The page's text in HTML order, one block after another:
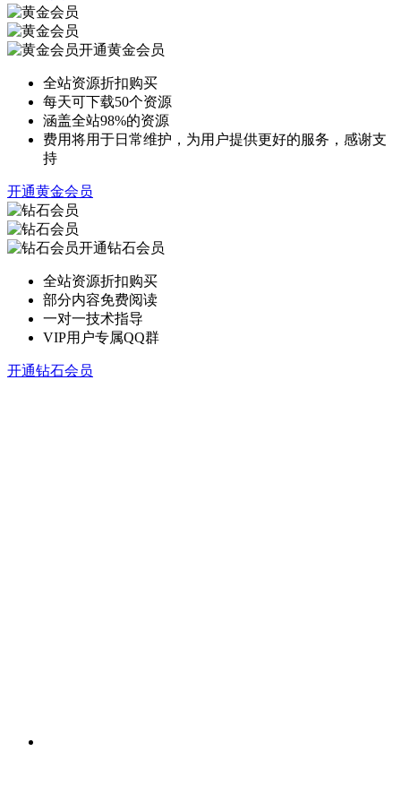
开通黄金会员
全站资源折扣购买
每天可下载50个资源
涵盖全站98%的资源
费用将用于日常维护，为用户提供更好的服务，感谢支
持
开通黄金会员
开通钻石会员
全站资源折扣购买
部分内容免费阅读
一对一技术指导
VIP用户专属QQ群
开通钻石会员